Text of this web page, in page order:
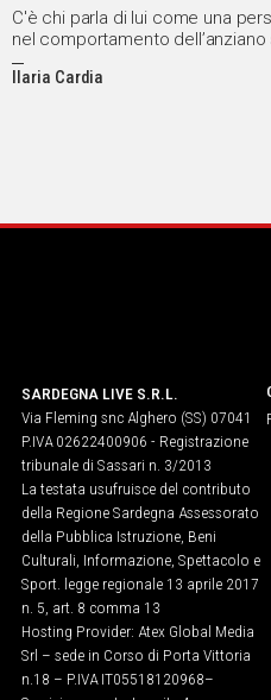
MEDIO
CAMPIDANO
ITALIA
VIDEO
Vai
UNISCITI
AL CANALE
WHATSAPP
C'è chi parla di lui come una
nel comportamento
malessere di fondo
Ilaria Cardia
SARDEGNA LIVE S.R.L.
Via Fleming snc Alghero (SS) 07041
P.IVA 02622400906 - Registrazione
tribunale di Sassari n. 3/2013
La testata usufruisce del contributo
della Regione Sardegna Assessorato
della Pubblica Istruzione, Beni
Culturali, Informazione, Spettacolo e
Sport. legge regionale 13 aprile 2017
n. 5, art. 8 comma 13
Hosting Provider: Atex Global Media
Srl – sede in Corso di Porta Vittoria
n.18 – P.IVA IT05518120968​–